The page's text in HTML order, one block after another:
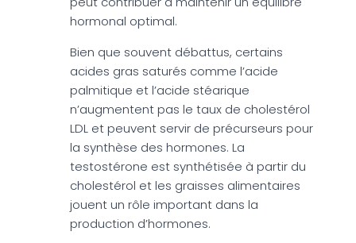
hormonal optimal.
Bien que souvent débattus, certains
acides gras saturés comme l’acide
palmitique et l’acide stéarique
n’augmentent pas le taux de cholestérol
LDL et peuvent servir de précurseurs pour
la synthèse des hormones. La
testostérone est synthétisée à partir du
cholestérol et les graisses alimentaires
jouent un rôle important dans la
production d’hormones.